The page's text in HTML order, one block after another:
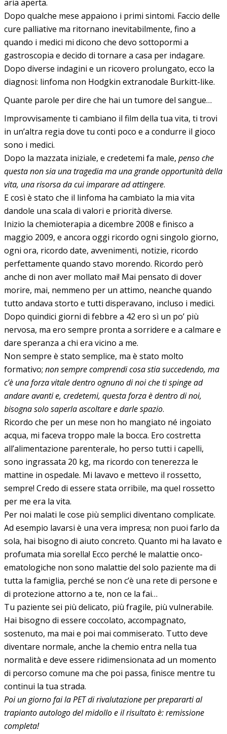
aria aperta.
Dopo qualche mese appaiono i primi sintomi. Faccio delle
cure palliative ma ritornano inevitabilmente, fino a
quando i medici mi dicono che devo sottopormi a
gastroscopia e decido di tornare a casa per indagare.
Dopo diverse indagini e un ricovero prolungato, ecco la
diagnosi: linfoma non Hodgkin extranodale Burkitt-like.
Quante parole per dire che hai un tumore del sangue…
Improvvisamente ti cambiano il film della tua vita, ti trovi
in un’altra regia dove tu conti poco e a condurre il gioco
sono i medici.
Dopo la mazzata iniziale, e credetemi fa male, penso che
questa non sia una tragedia ma una grande opportunità della
vita, una risorsa da cui imparare ad attingere.
E così è stato che il linfoma ha cambiato la mia vita
dandole una scala di valori e priorità diverse.
Inizio la chemioterapia a dicembre 2008 e finisco a
maggio 2009, e ancora oggi ricordo ogni singolo giorno,
ogni ora, ricordo date, avvenimenti, notizie, ricordo
perfettamente quando stavo morendo. Ricordo però
anche di non aver mollato mai! Mai pensato di dover
morire, mai, nemmeno per un attimo, neanche quando
tutto andava storto e tutti disperavano, incluso i medici.
Dopo quindici giorni di febbre a 42 ero sì un po’ più
nervosa, ma ero sempre pronta a sorridere e a calmare e
dare speranza a chi era vicino a me.
Non sempre è stato semplice, ma è stato molto
formativo; non sempre comprendi cosa stia succedendo, ma
c’è una forza vitale dentro ognuno di noi che ti spinge ad
andare avanti e, credetemi, questa forza è dentro di noi,
bisogna solo saperla ascoltare e darle spazio.
Ricordo che per un mese non ho mangiato né ingoiato
acqua, mi faceva troppo male la bocca. Ero costretta
all’alimentazione parenterale, ho perso tutti i capelli,
sono ingrassata 20 kg, ma ricordo con tenerezza le
mattine in ospedale. Mi lavavo e mettevo il rossetto,
sempre! Credo di essere stata orribile, ma quel rossetto
per me era la vita.
Per noi malati le cose più semplici diventano complicate.
Ad esempio lavarsi è una vera impresa; non puoi farlo da
sola, hai bisogno di aiuto concreto. Quanto mi ha lavato e
profumata mia sorella! Ecco perché le malattie onco-
ematologiche non sono malattie del solo paziente ma di
tutta la famiglia, perché se non c’è una rete di persone e
di protezione attorno a te, non ce la fai…
Tu paziente sei più delicato, più fragile, più vulnerabile.
Hai bisogno di essere coccolato, accompagnato,
sostenuto, ma mai e poi mai commiserato. Tutto deve
diventare normale, anche la chemio entra nella tua
normalità e deve essere ridimensionata ad un momento
di percorso comune ma che poi passa, finisce mentre tu
continui la tua strada.
Poi un giorno fai la PET di rivalutazione per prepararti al
trapianto autologo del midollo e il risultato è: remissione
completa!